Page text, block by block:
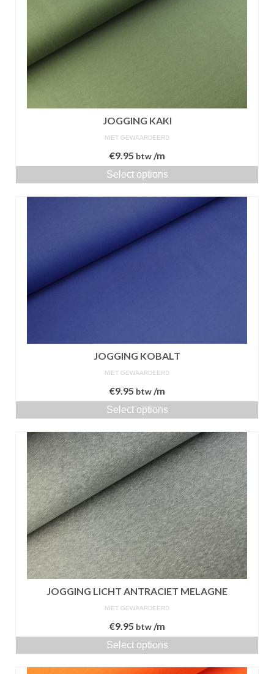
JOGGING KAKI
NIET GEWAARDEERD
€9.95 btw/m
Select options
JOGGING KOBALT
NIET GEWAARDEERD
€9.95 btw/m
Select options
JOGGING LICHT ANTRACIET MELAGNE
NIET GEWAARDEERD
€9.95 btw/m
Select options